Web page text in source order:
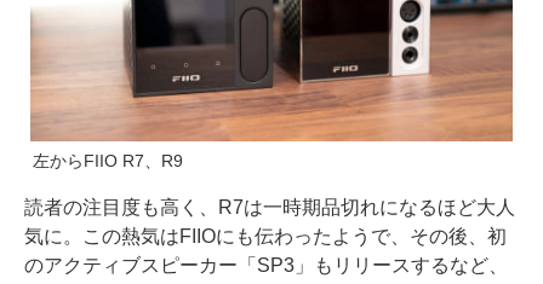
左からFIIO R7、R9
読者の注目度も高く、R7は一時期品切れになるほど大人
気に。この熱気はFIIOにも伝わったようで、その後、初
のアクティブスピーカー「SP3」もリリースするなど、